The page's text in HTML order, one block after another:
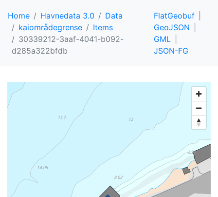
Home Havnedata 3.0
Data
kaiområdegrense
Items
30339212-3aaf-4041-b092-
d285a322bfdb
FlatGeobuf
GeoJSON
GML
JSON-FG